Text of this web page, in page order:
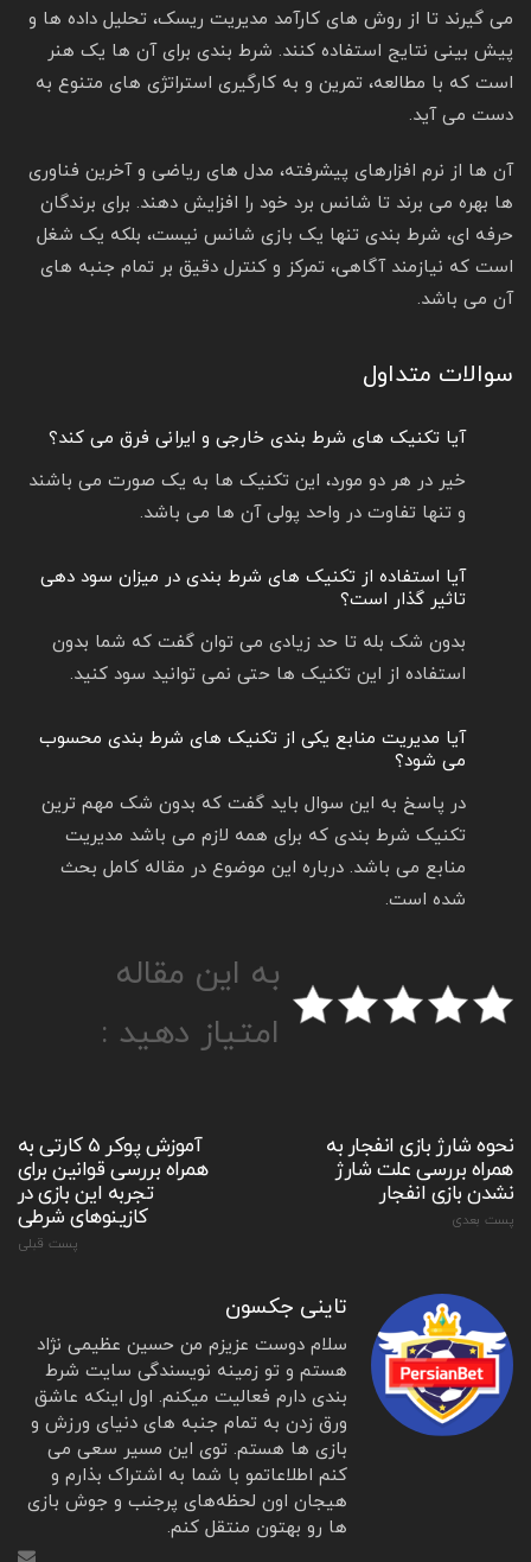
می گیرند تا از روش های کارآمد مدیریت ریسک، تحلیل داده ها و
پیش بینی نتایج استفاده کنند. شرط بندی برای آن ها یک هنر
است که با مطالعه، تمرین و به کارگیری استراتژی های متنوع به
دست می آید.
آن ها از نرم افزارهای پیشرفته، مدل های ریاضی و آخرین فناوری
ها بهره می برند تا شانس برد خود را افزایش دهند. برای برندگان
حرفه ای، شرط بندی تنها یک بازی شانس نیست، بلکه یک شغل
است که نیازمند آگاهی، تمرکز و کنترل دقیق بر تمام جنبه های
آن می باشد.
سوالات متداول
آیا تکنیک های شرط بندی خارجی و ایرانی فرق می کند؟
خیر در هر دو مورد، این تکنیک ها به یک صورت می باشند
و تنها تفاوت در واحد پولی آن ها می باشد.
آیا استفاده از تکنیک های شرط بندی در میزان سود دهی
تاثیر گذار است؟
بدون شک بله تا حد زیادی می توان گفت که شما بدون
استفاده از این تکنیک ها حتی نمی توانید سود کنید.
آیا مدیریت منابع یکی از تکنیک های شرط بندی محسوب
می شود؟
در پاسخ به این سوال باید گفت که بدون شک مهم ترین
تکنیک شرط بندی که برای همه لازم می باشد مدیریت
منابع می باشد. درباره این موضوع در مقاله کامل بحث
شده است.
به این مقاله
امتیاز دهید :
آموزش پوکر 5 کارتی به
همراه بررسی قوانین برای
تجربه این بازی در
کازینوهای شرطی
پست قبلی
نحوه شارژ بازی انفجار به
همراه بررسی علت شارژ
نشدن بازی انفجار
پست بعدی
تاینی جکسون
سلام دوست عزیزم من حسین عظیمی نژاد
هستم و تو زمینه نویسندگی سایت شرط
بندی دارم فعالیت میکنم. اول اینکه عاشق
ورق زدن به تمام جنبه‌ های دنیای ورزش و
بازی‌ ها هستم. توی این مسیر سعی می‌
کنم اطلاعاتمو با شما به اشتراک بذارم و
هیجان اون لحظه‌های پرجنب و جوش بازی‌
ها رو بهتون منتقل کنم.